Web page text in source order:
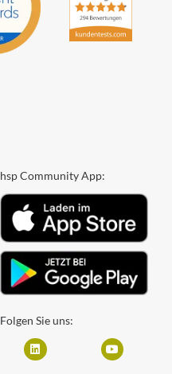
hsp Community App:
Folgen Sie uns: